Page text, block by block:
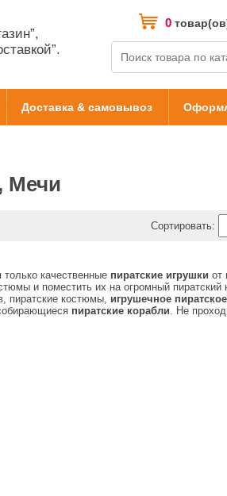
0
Доставка & самовывоз
Мечи
Сортировать:
качественные пиратские игрушки от
и поместить их на огромный
пиратские костюмы, игрушечное
пиратские корабли. Не